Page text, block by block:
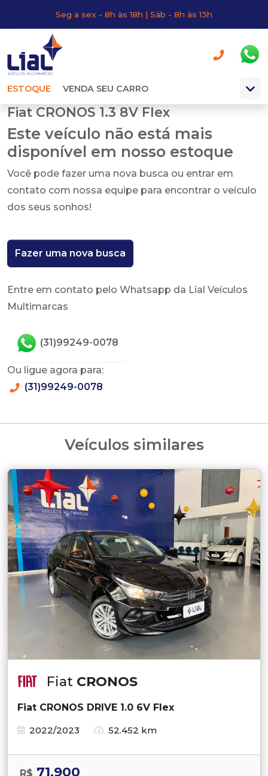
Seg a sex - 8h às 18h | Sáb - 8h às 13h
ESTOQUE VENDA SEU CARRO
Fiat CRONOS 1.3 8V Flex
Este veículo não está mais
disponível em nosso estoque
Você pode fazer uma nova busca ou entrar em
contato com nossa equipe para encontrar o veículo
dos seus sonhos!
Fazer uma nova busca
Entre em contato pelo Whatsapp da Lial Veículos
Multimarcas
(31)99249-0078
Ou ligue agora para:
(31)99249-0078
Veículos similares
Fiat CRONOS
Fiat CRONOS DRIVE 1.0 6V Flex
2022/2023
52.452 km
R$ 71.900